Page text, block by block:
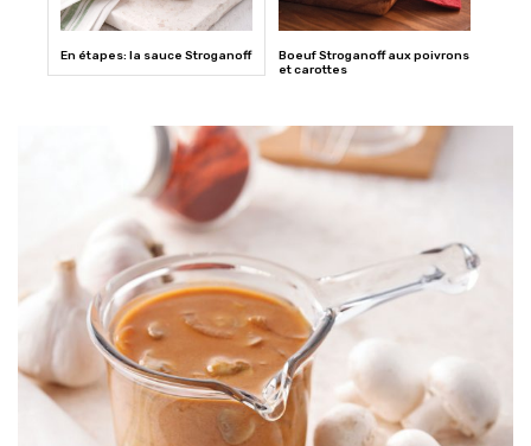
En étapes: la sauce Stroganoff
Boeuf Stroganoff aux poivrons
et carottes